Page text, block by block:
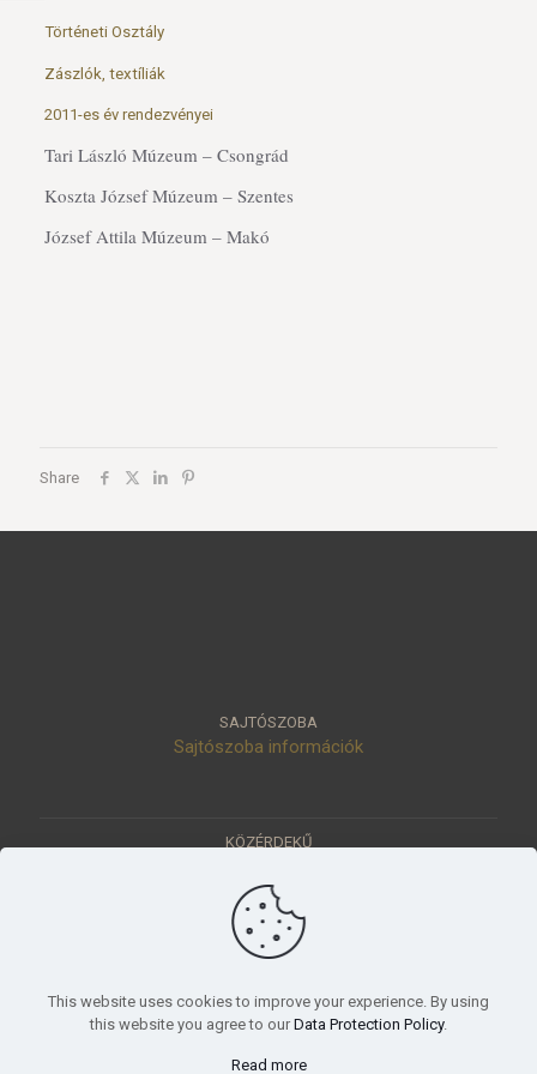
Történeti Osztály
Zászlók, textíliák
2011-es év rendezvényei
Tari László Múzeum – Csongrád
Koszta József Múzeum – Szentes
József Attila Múzeum – Makó
Share
SAJTÓSZOBA
Sajtószoba információk
KÖZÉRDEKŰ
Értéktár
Pályázatok
Tudományos beszámoló, küldetésnyilatkozat
© 2023 Móra Ferenc Múzeum, Szeged
This website uses cookies to improve your experience. By using
this website you agree to our Data Protection Policy.
Read more